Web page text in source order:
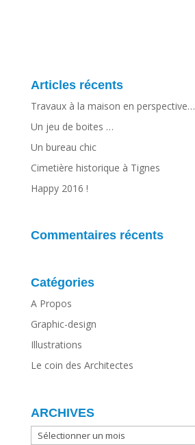
Articles récents
Travaux à la maison en perspective…
Un jeu de boites …
Un bureau chic
Cimetière historique à Tignes
Happy 2016 !
Commentaires récents
Catégories
A Propos
Graphic-design
Illustrations
Le coin des Architectes
ARCHIVES
ARCHIVES